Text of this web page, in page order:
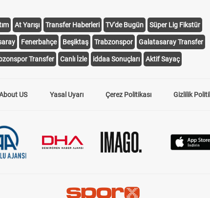
At Yarışı Transfer Haberleri TV'de Bugün Süper Lig Fikstür
Fenerbahçe Beşiktaş Trabzonspor Galatasaray Transfer
Transfer Canlı İzle iddaa Sonuçları Aktif Sayaç
US Yasal Uyarı Çerez Politikası Gizlilik